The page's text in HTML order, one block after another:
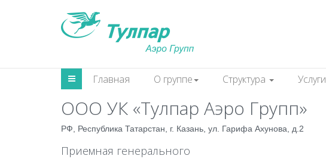
Главная О группе Структура Услуги
ООО УК «Тулпар Аэро Групп»
РФ, Республика Татарстан, г. Казань, ул. Гарифа Ахунова, д.2
Приемная генерального